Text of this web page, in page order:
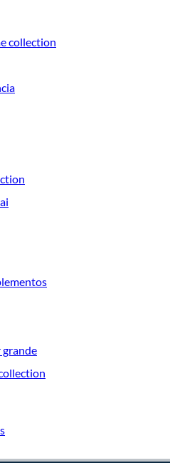
de decoración, estamos aquí para hacer
todo lo que tenemos para ofrecerte en
Taladros con cable en Sodimac
calidad para tus proyectos y
todo lo que tenemos para
de Taladros con cable en Sodimac.
de renovación y decoración.
collection